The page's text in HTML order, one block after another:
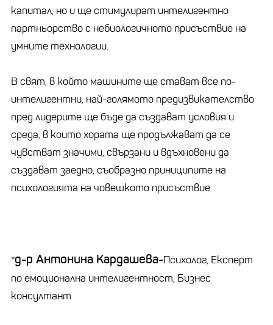
капитал, но и ще стимулират интелигентно
партньорство с небиологичното присъствие на
умните технологии.
В свят, в който машините ще стават все по-
интелигентни, най-голямото предизвикателство
пред лидерите ще бъде да създават условия и
среда, в които хората ще продължават да се
чувстват значими, свързани и вдъхновени да
създават заедно, съобразно приниципите на
психологията на човешкото присъствие.
*д-р Антонина Кардашева-Психолог, Експерт
по емоционална интелигентност, Бизнес
консултант